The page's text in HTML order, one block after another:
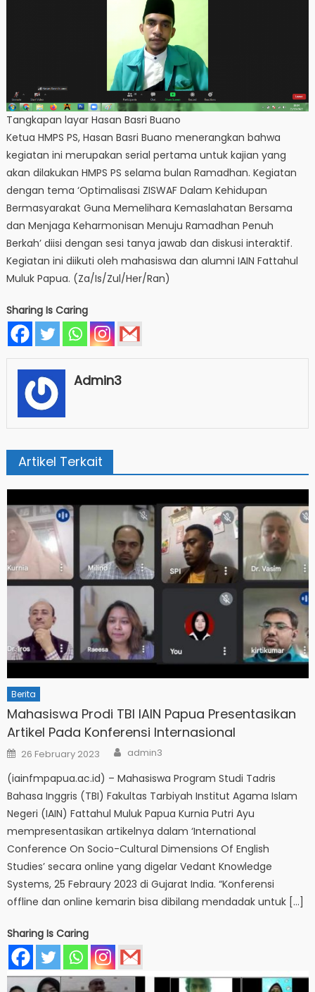
Tangkapan layar Hasan Basri Buano
Ketua HMPS PS, Hasan Basri Buano menerangkan bahwa
kegiatan ini merupakan serial pertama untuk kajian yang
akan dilakukan HMPS PS selama bulan Ramadhan. Kegiatan
dengan tema ‘Optimalisasi ZISWAF Dalam Kehidupan
Bermasyarakat Guna Memelihara Kemaslahatan Bersama
dan Menjaga Keharmonisan Menuju Ramadhan Penuh
Berkah’ diisi dengan sesi tanya jawab dan diskusi interaktif.
Kegiatan ini diikuti oleh mahasiswa dan alumni IAIN Fattahul
Muluk Papua. (Za/Is/Zul/Her/Ran)
Sharing Is Caring
Admin3
Artikel Terkait
Berita
Mahasiswa Prodi TBI IAIN Papua Presentasikan
Artikel Pada Konferensi Internasional
Posted
on
26 February 2023 Author
admin3
(iainfmpapua.ac.id) – Mahasiswa Program Studi Tadris
Bahasa Inggris (TBI) Fakultas Tarbiyah Institut Agama Islam
Negeri (IAIN) Fattahul Muluk Papua Kurnia Putri Ayu
mempresentasikan artikelnya dalam ‘International
Conference On Socio-Cultural Dimensions Of English
Studies’ secara online yang digelar Vedant Knowledge
Systems, 25 Febraury 2023 di Gujarat India. “Konferensi
offline dan online kemarin bisa dibilang mendadak untuk […]
Sharing Is Caring